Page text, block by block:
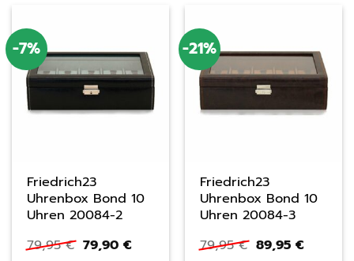
-7%
Friedrich23
Uhrenbox Bond 10
Uhren 20084-2
79,95€ Ursprünglicher
Preis
79,90€Aktueller
-21%
Friedrich23
Uhrenbox Bond 10
Uhren 20084-3
79,95€ Ursprünglicher
Preis
89,95€